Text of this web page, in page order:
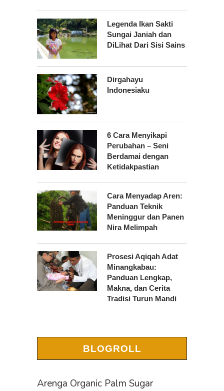
Legenda Ikan Sakti
Sungai Janiah dan
DiLihat Dari Sisi Sains
Dirgahayu
Indonesiaku
6 Cara Menyikapi
Perubahan – Seni
Berdamai dengan
Ketidakpastian
Cara Menyadap Aren:
Panduan Teknik
Meninggur dan Panen
Nira Melimpah
Prosesi Aqiqah Adat
Minangkabau:
Panduan Lengkap,
Makna, dan Cerita
Tradisi Turun Mandi
BLOGROLL
Arenga Organic Palm Sugar